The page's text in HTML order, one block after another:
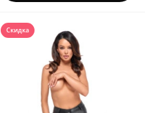
Скидка